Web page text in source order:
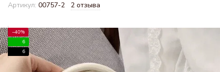
Артикул: 00757-2 2 отзыва
−40%
6
6